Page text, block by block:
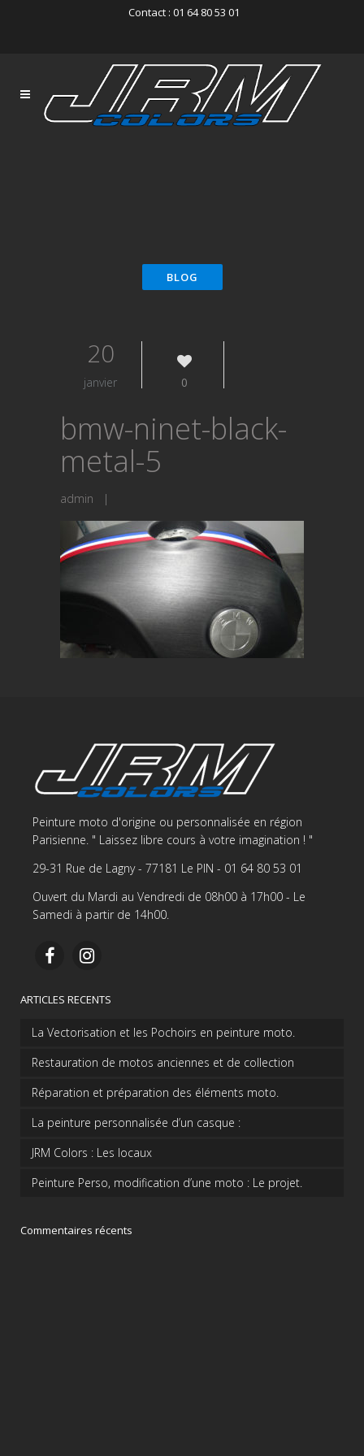
Contact : 01 64 80 53 01
20
janvier 0
bmw-ninet-black-
metal-5
admin |
Peinture moto d'origine ou personnalisée en région
Parisienne. " Laissez libre cours à votre imagination ! "
29-31 Rue de Lagny - 77181 Le PIN - 01 64 80 53 01
Ouvert du Mardi au Vendredi de 08h00 à 17h00 - Le
Samedi à partir de 14h00.
ARTICLES RECENTS
La Vectorisation et les Pochoirs en peinture moto.
Restauration de motos anciennes et de collection
Réparation et préparation des éléments moto.
La peinture personnalisée d’un casque :
JRM Colors : Les locaux
Peinture Perso, modification d’une moto : Le projet.
Commentaires récents